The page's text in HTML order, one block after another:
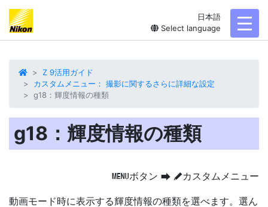
日本語
Select language
Z 9活用ガイド
カスタムメニュー： 撮影に関するさらに詳細な設定
g18：輝度情報の種類
g18：輝度情報の種類
Gボタン U Aカスタムメニュー
動画モード時に表示する輝度情報の種類を選べます。選ん